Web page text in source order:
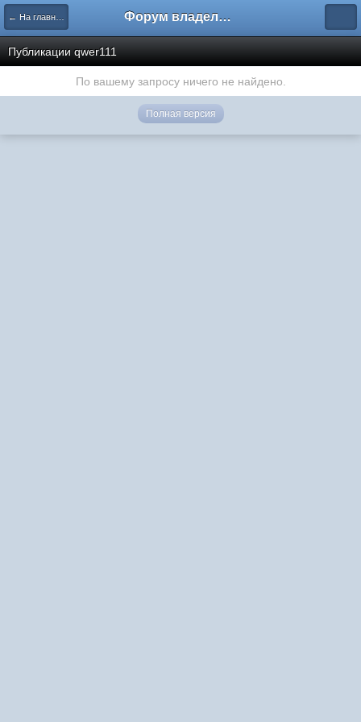
← На главную Форум владельцев интернет-магазинов
Публикации qwer111
По вашему запросу ничего не найдено.
Полная версия